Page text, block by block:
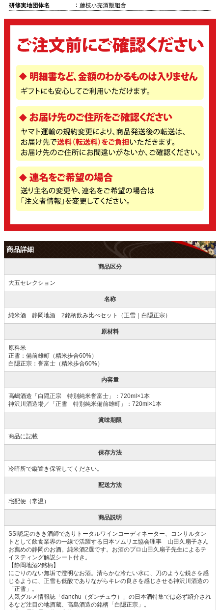
商品詳細
商品区分
大五セレクション
名称
純米酒 静岡地酒 2銘柄飲み比べセット（正雪｜白隠正宗）
原材料
原料米
正雪：備前雄町（精米歩合60%）
白隠正宗：誉富士（精米歩合60%）
内容量
高嶋酒造「白隠正宗 特別純米誉富士」：720ml×1本
神沢川酒造場／「正雪 特別純米備前雄町」：720ml×1本
賞味期限
商品に記載
保存方法
冷暗所で縦置き保管してください。
配送方法
宅配便（常温）
商品説明
SSI認定のきき酒師でありトータルワインコーディネーター、コンサルタン
トとして飲食業界の一線で活躍する日本ソムリエ協会理事 山田久扇子さん
お薦めの静岡のお酒。純米酒2選です。お酒のプロ山田久扇子先生によるテ
イスティング解説シート付き。
【静岡地酒2銘柄】
にごりのない無垢で澄明なお酒。清らかな冷たい水に、刀のような鋭さを感
じるように、正雪も低酸でありながらキレの良さを感じさせる神沢川酒造の
「正雪」。
人気グルメ情報誌「danchu（ダンチュウ）」の日本酒特集では必ず紹介され
るなど注目の地酒蔵、高島酒造の銘柄「白隠正宗」。